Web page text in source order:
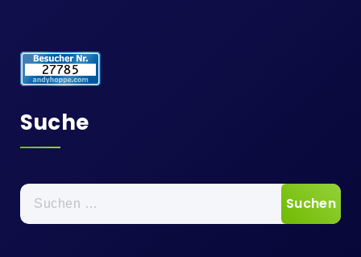
Suche
Suche
nach: